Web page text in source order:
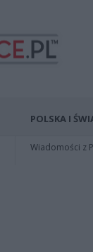
POLSKA I
Wiadomości z